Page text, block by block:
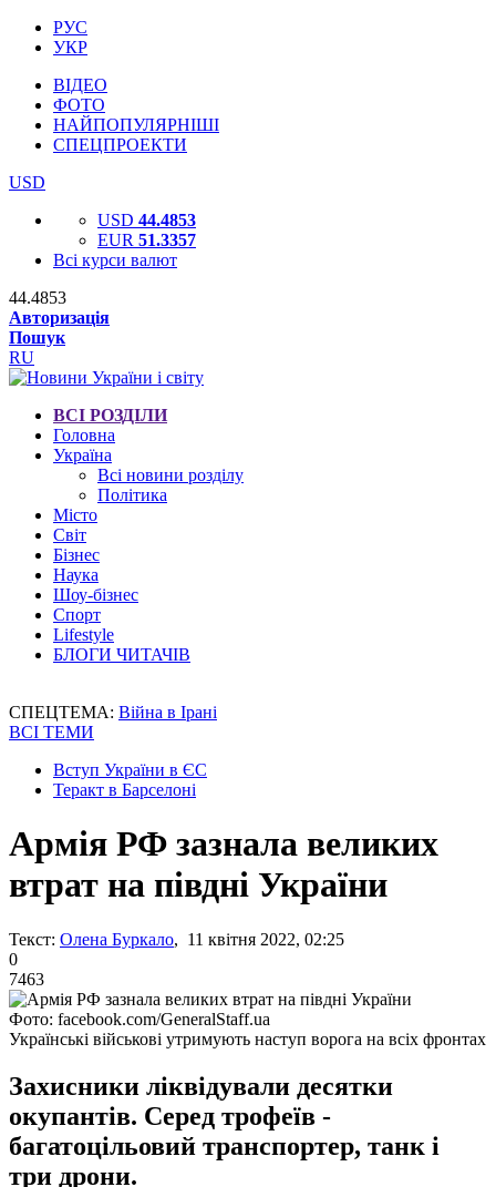
РУС
УКР
ВІДЕО
ФОТО
НАЙПОПУЛЯРНІШІ
СПЕЦПРОЕКТИ
USD
USD 44.4853
EUR 51.3357
Всі курси валют
44.4853
Авторизація
Пошук
RU
ВСІ РОЗДІЛИ
Головна
Україна
Всі новини розділу
Політика
Місто
Світ
Бізнес
Наука
Шоу-бізнес
Спорт
Lifestyle
БЛОГИ ЧИТАЧІВ
СПЕЦТЕМА: Війна в Ірані
ВСІ ТЕМИ
Вступ України в ЄС
Теракт в Барселоні
Армія РФ зазнала великих
втрат на півдні України
Текст: Олена Буркало, 11 квітня 2022, 02:25
0
7463
Фото: facebook.com/GeneralStaff.ua
Українські військові утримують наступ ворога на всіх фронтах
Захисники ліквідували десятки
окупантів. Серед трофеїв -
багатоцільовий транспортер, танк і
три дрони.